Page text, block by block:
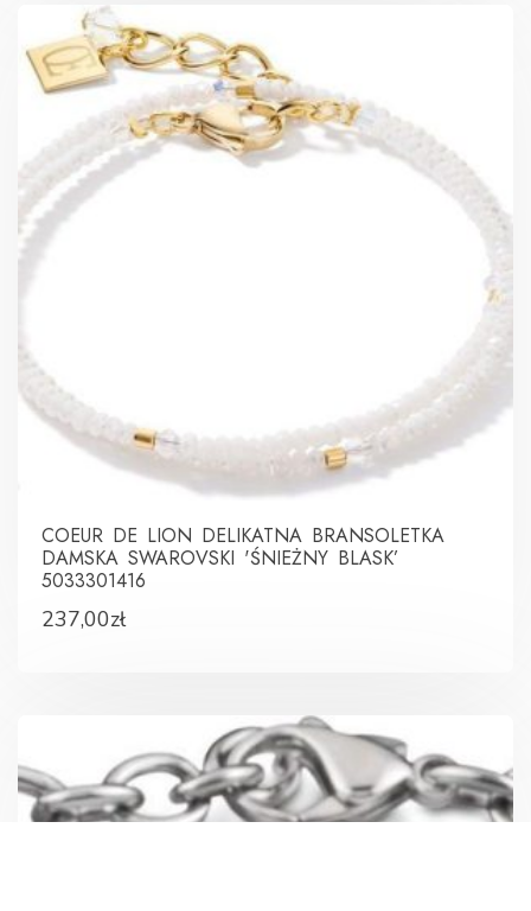
COEUR DE LION DELIKATNA BRANSOLETKA
DAMSKA SWAROVSKI 'ŚNIEŻNY BLASK’
5033301416
237,00zł